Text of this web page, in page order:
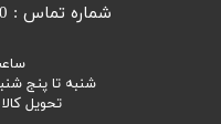
شنبه تا پنج شنبه 9 صبح الی
تحویل کالا 3 تا 7 روز کاری
شماره تماس : 09185032000 محرابی